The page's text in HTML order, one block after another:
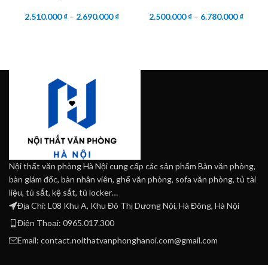
2.510.000₫– 2.690.000₫ 2.500.000₫ – 6.780.000₫
Nội thất văn phòng Hà Nội cung cấp các sản phẩm Bàn văn phòng,
bàn giám đốc, bàn nhân viên, ghế văn phòng, sofa văn phòng, tủ tài
liệu, tủ sắt, kệ sắt, tủ locker…
Địa Chỉ: L08 Khu A, Khu Đô Thị Dương Nội, Hà Đông, Hà Nội
Điện Thoại: 0965.017.300
Email: contact.noithatvanphonghanoi.com@gmail.com